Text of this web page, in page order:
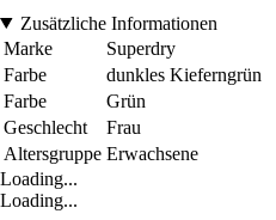
Zusätzliche Informationen
Marke
Superdry
Farbe
dunkles Kieferngrün
Farbe
Grün
Geschlecht
Frau
Altersgruppe Erwachsene
Loading...
Loading...